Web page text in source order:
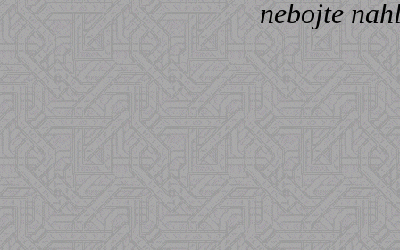
nebojte